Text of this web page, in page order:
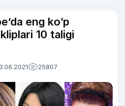
eng ko‘p
10 taligi
25807